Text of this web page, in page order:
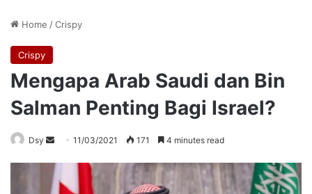
Home /Crispy
Crispy
Mengapa Arab Saudi dan Bin
Salman Penting Bagi Israel?
Dsy
Send
email
11/03/2021 171 4 minutes read